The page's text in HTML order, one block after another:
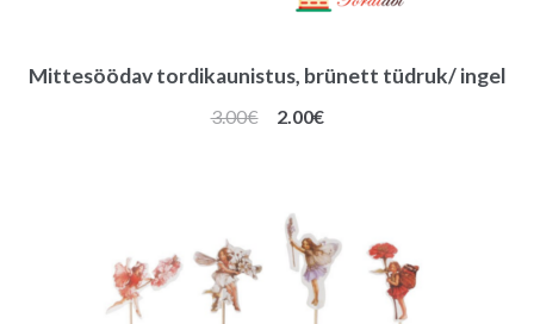
Mittesöödav tordikaunistus, brünett tüdruk/ ingel
3.00€
Algne
2.00€Praegune